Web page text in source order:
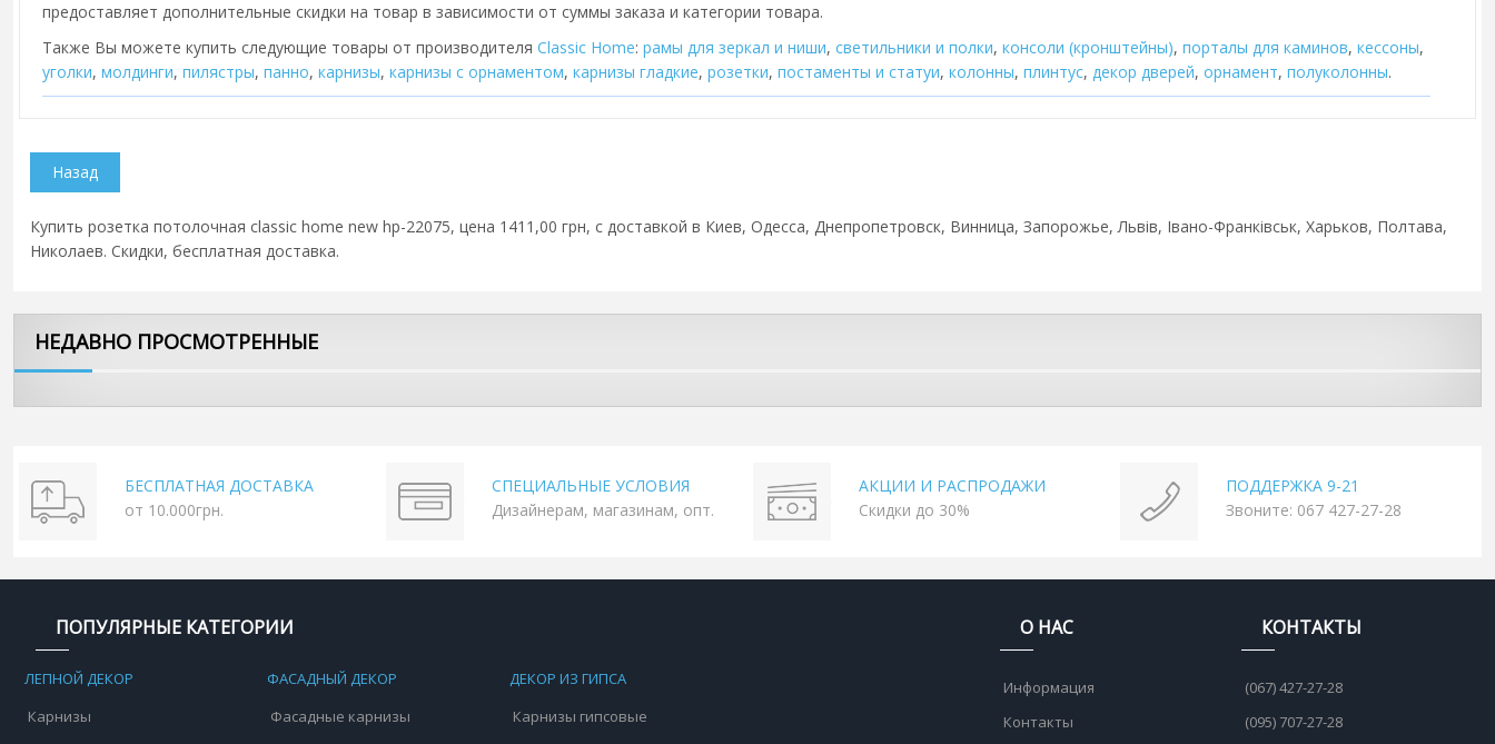
предоставляет дополнительные скидки на товар в зависимости от суммы заказа и категории товара.
Также Вы можете купить следующие товары от производителя Classic Home: рамы для зеркал и ниши, cветильники и полки, консоли (кронштейны), порталы для каминов, кессоны,
уголки, молдинги, пилястры, панно, карнизы, карнизы с орнаментом, карнизы гладкие, розетки, постаменты и статуи, колонны, плинтус, декор дверей, орнамент, полуколонны.
Купить розетка потолочная classic home new hp-22075, цена 1411,00 грн, с доставкой в Киев, Одесса, Днепропетровск, Винница, Запорожье, Львів, Івано-Франківськ, Харьков, Полтава,
Николаев. Скидки, бесплатная доставка.
НЕДАВНО ПРОСМОТРЕННЫЕ
БЕСПЛАТНАЯ ДОСТАВКА
от 10.000грн.
СПЕЦИАЛЬНЫЕ УСЛОВИЯ
Дизайнерам, магазинам, опт.
АКЦИИ И РАСПРОДАЖИ
Скидки до 30%
ПОДДЕРЖКА 9-21
Звоните: 067 427-27-28
ПОПУЛЯРНЫЕ КАТЕГОРИИ
ЛЕПНОЙ ДЕКОР
Карнизы
ФАСАДНЫЙ ДЕКОР
Фасадные карнизы
ДЕКОР ИЗ ГИПСА
Карнизы гипсовые
О НАС
Информация
Контакты
КОНТАКТЫ
(067) 427-27-28
(095) 707-27-28